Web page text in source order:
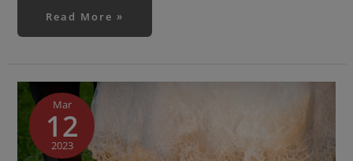
Read More »
Mar
12
2023
3
recomendaciones
para
planificar
una
boda